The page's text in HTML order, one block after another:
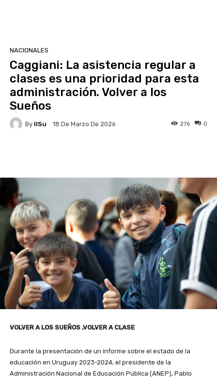
NACIONALES
Caggiani: La asistencia regular a
clases es una prioridad para esta
administración. Volver a los
Sueños
By IlSu 18 De Marzo De 2026 0
276
VOLVER A LOS SUEÑOS ,VOLVER A CLASE
Durante la presentación de un informe sobre el estado de la
educación en Uruguay 2023-2024, el presidente de la
Administración Nacional de Educación Pública (ANEP), Pablo